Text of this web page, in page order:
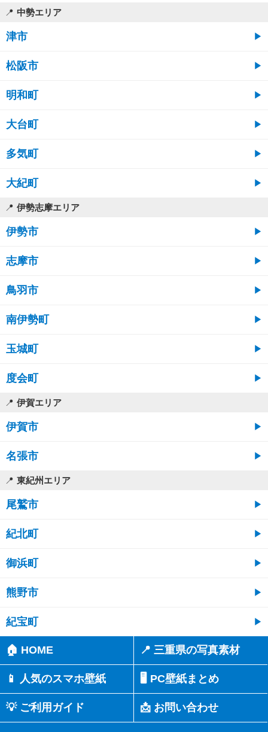
中勢エリア
津市
松阪市
明和町
大台町
多気町
大紀町
伊勢志摩エリア
伊勢市
志摩市
鳥羽市
南伊勢町
玉城町
度会町
伊賀エリア
伊賀市
名張市
東紀州エリア
尾鷲市
紀北町
御浜町
熊野市
紀宝町
🏠 HOME 📍 三重県の写真素材
📱 人気のスマホ壁紙 🖥️ PC壁紙まとめ
💡 ご利用ガイド 📩 お問い合わせ